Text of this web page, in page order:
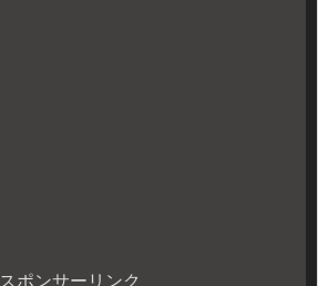
スポンサーリンク